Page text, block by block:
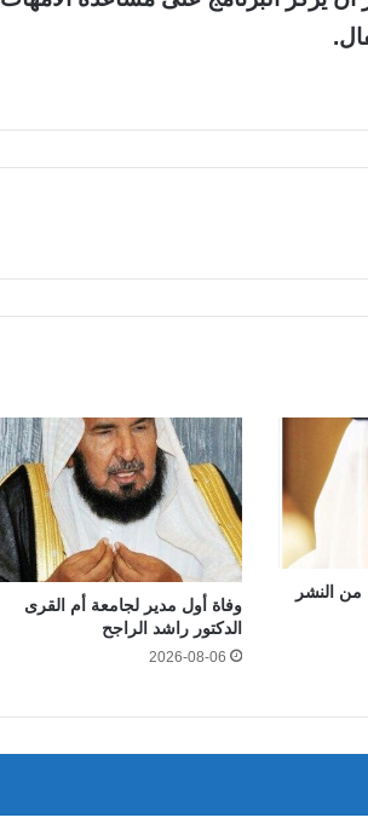
من النشر
وفاة أول مدير لجامعة أم القرى
الدكتور راشد الراجح
2026-08-06